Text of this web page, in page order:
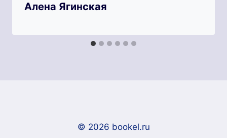
Алена Ягинская
© 2026 bookel.ru